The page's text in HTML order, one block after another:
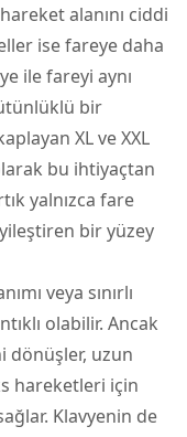
alanını ciddi
ise fareye daha
ile fareyi aynı
bir
XL ve XXL
bu ihtiyaçtan
yalnızca fare
bir yüzey
veya sınırlı
olabilir. Ancak
dönüşler, uzun
hareketleri için
Klavyenin de